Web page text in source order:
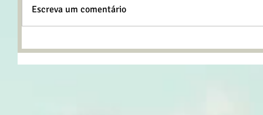
Escreva um comentário